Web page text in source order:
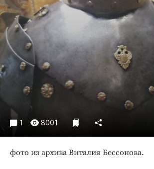
Общество
Погода
Праздники
Происшествия
Спорт
Экономика и бизнес
Блоги
Издания
Медиаперсона
1 8001
фото из архива Виталия Бессонова.